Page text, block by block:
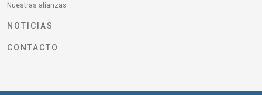
Nuestras alianzas
NOTICIAS
CONTACTO